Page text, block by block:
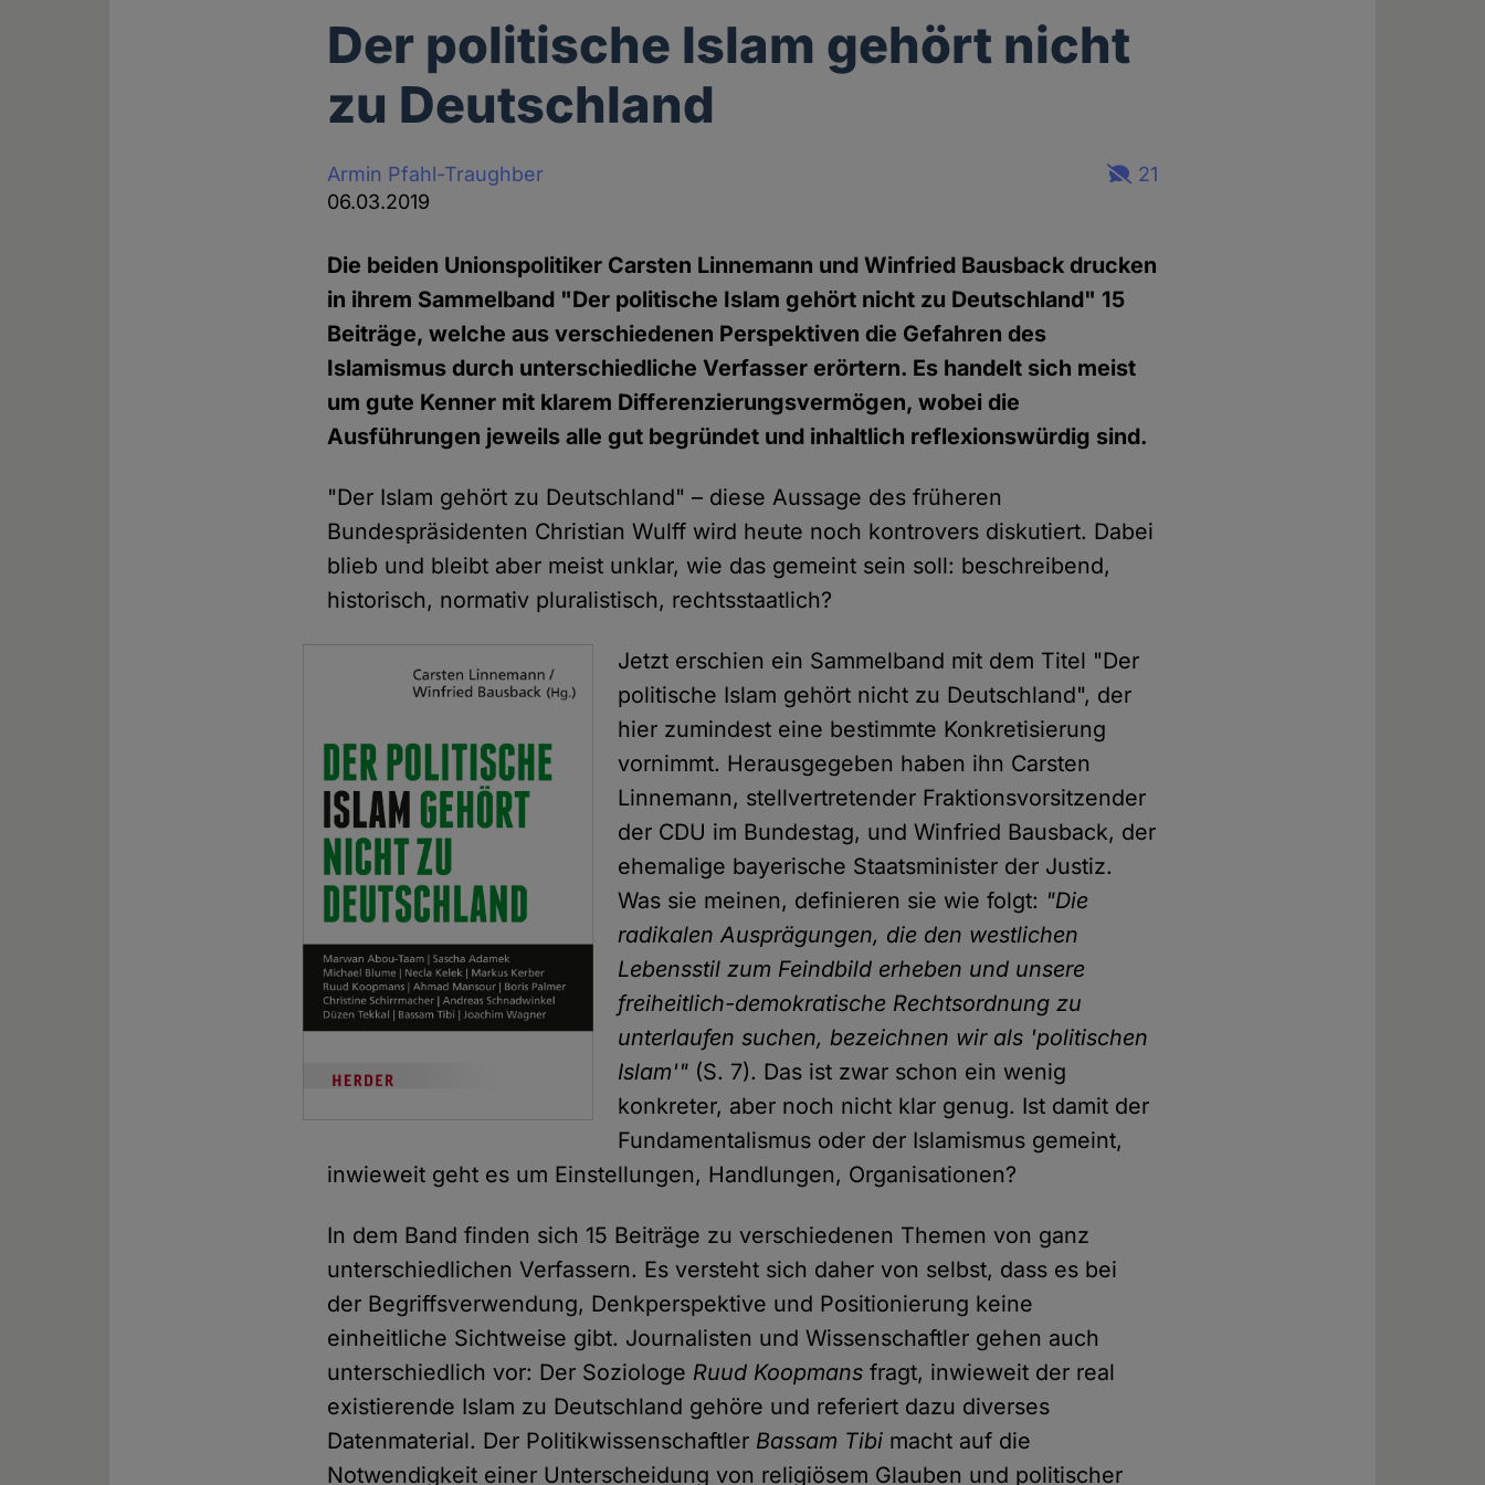
Der politische Islam gehört nicht
zu Deutschland
Armin Pfahl-Traughber
06.03.2019
21
Die beiden Unionspolitiker Carsten Linnemann und Winfried Bausback drucken
in ihrem Sammelband "Der politische Islam gehört nicht zu Deutschland" 15
Beiträge, welche aus verschiedenen Perspektiven die Gefahren des
Islamismus durch unterschiedliche Verfasser erörtern. Es handelt sich meist
um gute Kenner mit klarem Differenzierungsvermögen, wobei die
Ausführungen jeweils alle gut begründet und inhaltlich reflexionswürdig sind.
"Der Islam gehört zu Deutschland" – diese Aussage des früheren
Bundespräsidenten Christian Wulff wird heute noch kontrovers diskutiert. Dabei
blieb und bleibt aber meist unklar, wie das gemeint sein soll: beschreibend,
historisch, normativ pluralistisch, rechtsstaatlich?
Jetzt erschien ein Sammelband mit dem Titel "Der
politische Islam gehört nicht zu Deutschland", der
hier zumindest eine bestimmte Konkretisierung
vornimmt. Herausgegeben haben ihn Carsten
Linnemann, stellvertretender Fraktionsvorsitzender
der CDU im Bundestag, und Winfried Bausback, der
ehemalige bayerische Staatsminister der Justiz.
Was sie meinen, definieren sie wie folgt: "Die
radikalen Ausprägungen, die den westlichen
Lebensstil zum Feindbild erheben und unsere
freiheitlich-demokratische Rechtsordnung zu
unterlaufen suchen, bezeichnen wir als 'politischen
Islam'" (S. 7). Das ist zwar schon ein wenig
konkreter, aber noch nicht klar genug. Ist damit der
Fundamentalismus oder der Islamismus gemeint,
inwieweit geht es um Einstellungen, Handlungen, Organisationen?
In dem Band finden sich 15 Beiträge zu verschiedenen Themen von ganz
unterschiedlichen Verfassern. Es versteht sich daher von selbst, dass es bei
der Begriffsverwendung, Denkperspektive und Positionierung keine
einheitliche Sichtweise gibt. Journalisten und Wissenschaftler gehen auch
unterschiedlich vor: Der Soziologe Ruud Koopmans fragt, inwieweit der real
existierende Islam zu Deutschland gehöre und referiert dazu diverses
Datenmaterial. Der Politikwissenschaftler Bassam Tibi macht auf die
Notwendigkeit einer Unterscheidung von religiösem Glauben und politischer